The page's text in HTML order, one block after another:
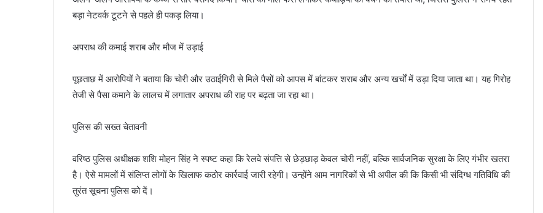
बड़ा नेटवर्क टूटने से पहले ही पकड़ लिया।
अपराध की कमाई शराब और मौज में उड़ाई
पूछताछ में आरोपियों ने बताया कि चोरी और उठाईगिरी से मिले पैसों को आपस में बांटकर शराब और अन्य खर्चों में उड़ा दिया जाता था। यह गिरोह
तेजी से पैसा कमाने के लालच में लगातार अपराध की राह पर बढ़ता जा रहा था।
पुलिस की सख्त चेतावनी
वरिष्ठ पुलिस अधीक्षक शशि मोहन सिंह ने स्पष्ट कहा कि रेलवे संपत्ति से छेड़छाड़ केवल चोरी नहीं, बल्कि सार्वजनिक सुरक्षा के लिए गंभीर खतरा
है। ऐसे मामलों में संलिप्त लोगों के खिलाफ कठोर कार्रवाई जारी रहेगी। उन्होंने आम नागरिकों से भी अपील की कि किसी भी संदिग्ध गतिविधि की
तुरंत सूचना पुलिस को दें।